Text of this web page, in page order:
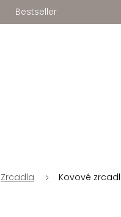
Bestseller
Zrcadla Kovové